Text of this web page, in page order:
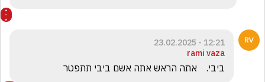
12:21 - 23.02.2025
rami vaza
ביבי.    אתה הראש אתה אשם ביבי תתפטר